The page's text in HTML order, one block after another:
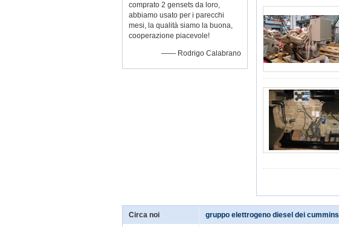
comprato 2 gensets da loro,
abbiamo usato per i parecchi
mesi, la qualità siamo la buona,
cooperazione piacevole!
—— Rodrigo Calabrano
Circa noi gruppo elettrogeno diesel dei cummins